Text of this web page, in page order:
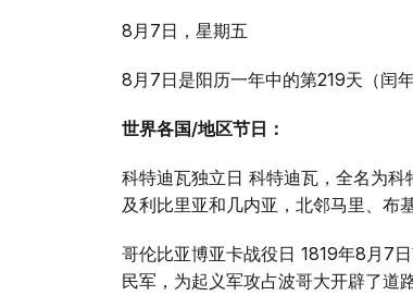
8月7日，星期五
8月7日是阳历一年中的第219天（闰
世界各国/地区节日：
科特迪瓦独立日 科特迪瓦，全名为
及利比里亚和几内亚，北邻马里、布
哥伦比亚博亚卡战役日 1819年8月7
民军，为起义军攻占波哥大开辟了道